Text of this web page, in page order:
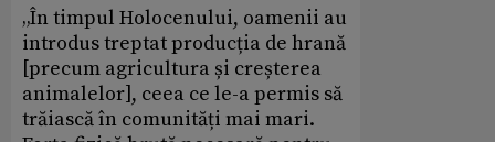
„În timpul Holocenului, oamenii au
introdus treptat producția de hrană
[precum agricultura și creșterea
animalelor], ceea ce le-a permis să
trăiască în comunități mai mari.